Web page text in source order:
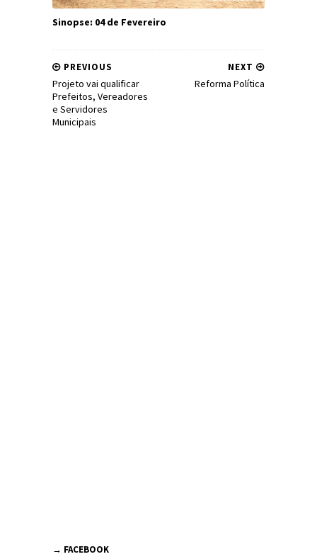
Sinopse: 04 de Fevereiro
NEXT
Reforma Política
PREVIOUS
Projeto vai qualificar
Prefeitos, Vereadores
e Servidores
Municipais
→ FACEBOOK